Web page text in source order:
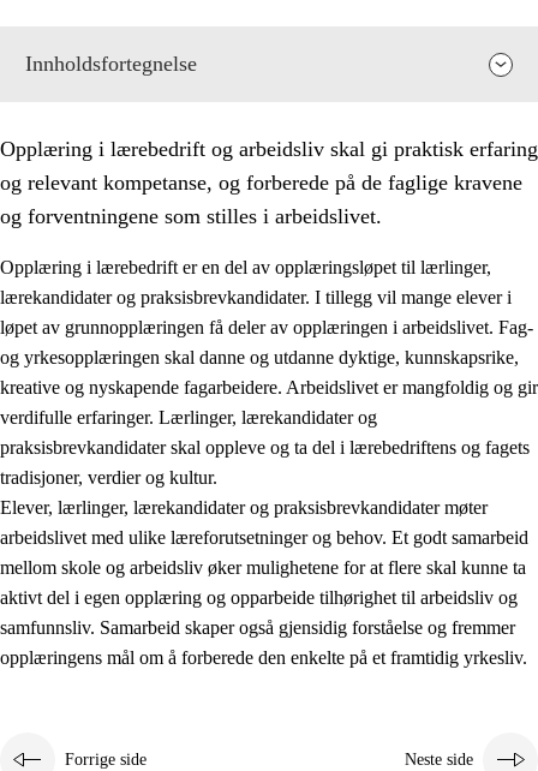
Innholdsfortegnelse
3. Prinsipper for skolens praksis
3.1 Et inkluderende læringsmiljø
3.2 Undervisning og tilpasset opplæring
3.3 Samarbeid mellom hjem og skole
3.5 Profesjonsfellesskap og skoleutvikling
Opplæring i lærebedrift og arbeidsliv skal gi praktisk erfaring
og relevant kompetanse, og forberede på de faglige kravene
og forventningene som stilles i arbeidslivet.
Opplæring i lærebedrift er en del av opplæringsløpet til lærlinger,
lærekandidater og praksisbrevkandidater. I tillegg vil mange elever i
løpet av grunnopplæringen få deler av opplæringen i arbeidslivet. Fag-
og yrkesopplæringen skal danne og utdanne dyktige, kunnskapsrike,
kreative og nyskapende fagarbeidere. Arbeidslivet er mangfoldig og gir
verdifulle erfaringer. Lærlinger, lærekandidater og
praksisbrevkandidater skal oppleve og ta del i lærebedriftens og fagets
tradisjoner, verdier og kultur.
Elever, lærlinger, lærekandidater og praksisbrevkandidater møter
arbeidslivet med ulike læreforutsetninger og behov. Et godt samarbeid
mellom skole og arbeidsliv øker mulighetene for at flere skal kunne ta
aktivt del i egen opplæring og opparbeide tilhørighet til arbeidsliv og
samfunnsliv. Samarbeid skaper også gjensidig forståelse og fremmer
opplæringens mål om å forberede den enkelte på et framtidig yrkesliv.
Forrige side Neste side